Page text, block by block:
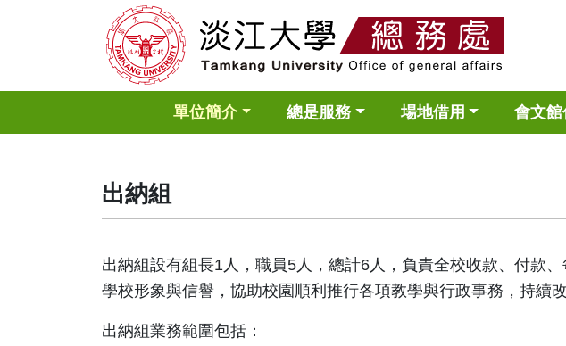
單位簡介 總是服務 場地借用 會文
出納組
出納組設有組長1人，職員5人，總計6人，負責全校收款、付款
學校形象與信譽，協助校園順利推行各項教學與行政事務，持續
出納組業務範圍包括：